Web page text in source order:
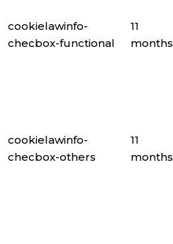
cookielawinfo-
checbox-functional
11
months
cookielawinfo-
checbox-others
11
months